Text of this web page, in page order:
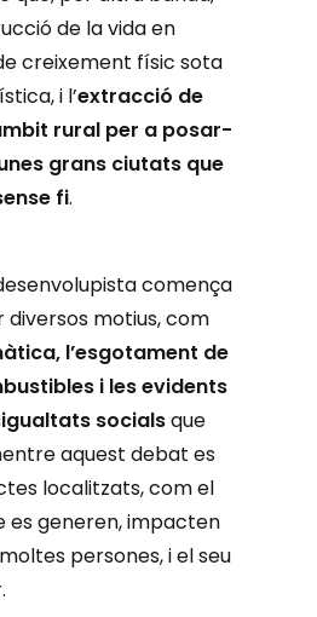
de la vida en
creixement físic sota
i l’extracció de
rural per a posar-
grans ciutats que
fi.
comença
diversos motius, com
l’esgotament de
i les evidents
socialsque
aquest debat es
localitzats, com el
es generen, impacten
persones, i el seu